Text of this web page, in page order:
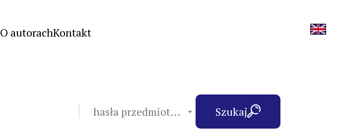
O autorachKontakt
hasła przedmiotowe Szukaj